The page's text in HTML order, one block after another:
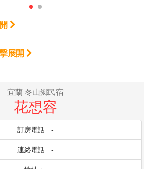
展開
宜蘭 冬山鄉民宿
花想容
訂房電話：-
連絡電話：-